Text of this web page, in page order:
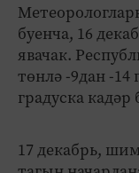
буенча, 16
явачак.
төнлә -9дан -14
градуска кадәр
17 декабрь,